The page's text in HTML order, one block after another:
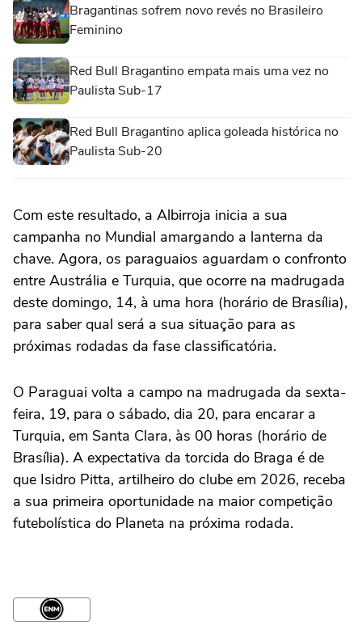
Bragantinas sofrem novo revés no Brasileiro
Feminino
Red Bull Bragantino empata mais uma vez no
Paulista Sub-17
Red Bull Bragantino aplica goleada histórica no
Paulista Sub-20
Com este resultado, a Albirroja inicia a sua
campanha no Mundial amargando a lanterna da
chave. Agora, os paraguaios aguardam o confronto
entre Austrália e Turquia, que ocorre na madrugada
deste domingo, 14, à uma hora (horário de Brasília),
para saber qual será a sua situação para as
próximas rodadas da fase classificatória.
O Paraguai volta a campo na madrugada da sexta-
feira, 19, para o sábado, dia 20, para encarar a
Turquia, em Santa Clara, às 00 horas (horário de
Brasília). A expectativa da torcida do Braga é de
que Isidro Pitta, artilheiro do clube em 2026, receba
a sua primeira oportunidade na maior competição
futebolística do Planeta na próxima rodada.